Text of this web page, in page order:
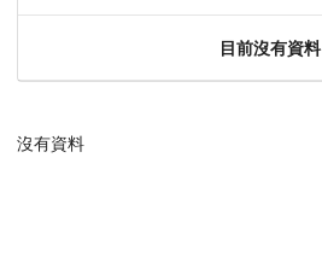
目前沒有資料
沒有資料